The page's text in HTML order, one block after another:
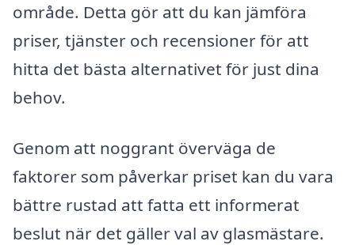
område. Detta gör att du kan jämföra
priser, tjänster och recensioner för att
hitta det bästa alternativet för just dina
behov.
Genom att noggrant överväga de
faktorer som påverkar priset kan du vara
bättre rustad att fatta ett informerat
beslut när det gäller val av glasmästare.